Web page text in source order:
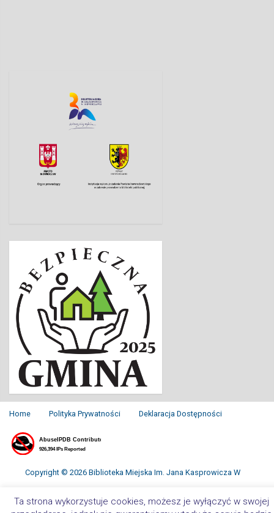
Home Polityka Prywatności Deklaracja Dostępności
Copyright © 2026 Biblioteka Miejska Im. Jana Kasprowicza W
Inowrocławiu. All Rights Reserved.
Ta strona wykorzystuje cookies, możesz je wyłączyć w swojej